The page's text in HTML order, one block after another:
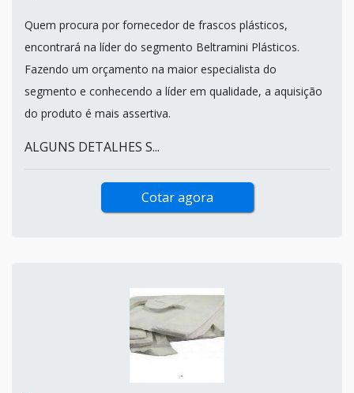
Quem procura por fornecedor de frascos plásticos,
encontrará na líder do segmento Beltramini Plásticos.
Fazendo um orçamento na maior especialista do
segmento e conhecendo a líder em qualidade, a aquisição
do produto é mais assertiva.
ALGUNS DETALHES S...
Cotar agora